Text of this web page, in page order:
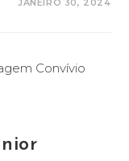
JANEIRO 30, 2024